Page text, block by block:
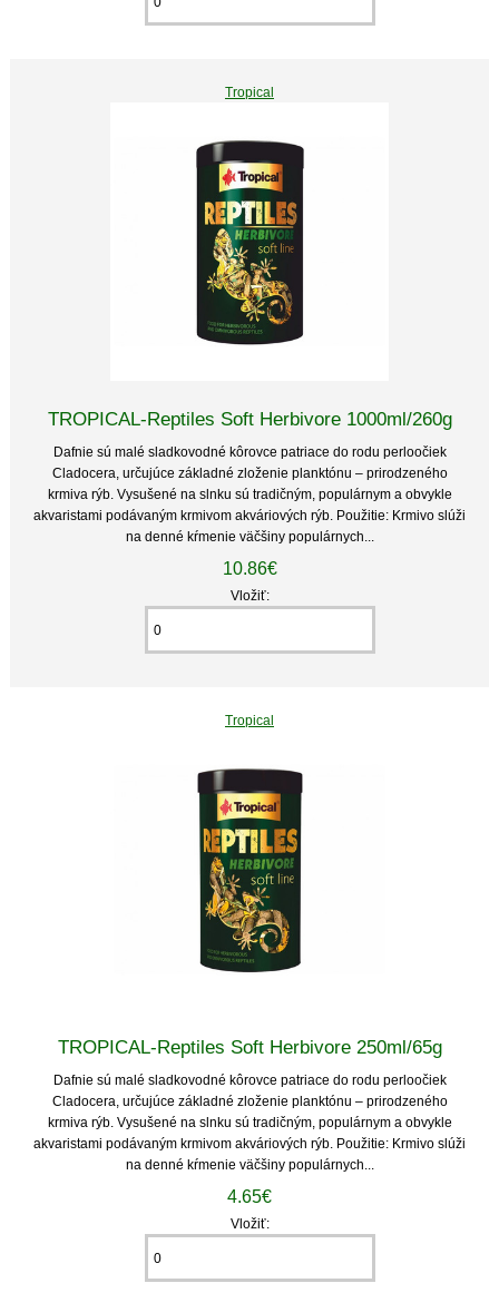
Tropical
TROPICAL-Reptiles Soft Herbivore 1000ml/260g
Dafnie sú malé sladkovodné kôrovce patriace do rodu perloočiek
Cladocera, určujúce základné zloženie planktónu – prirodzeného
krmiva rýb. Vysušené na slnku sú tradičným, populárnym a obvykle
akvaristami podávaným krmivom akváriových rýb. Použitie: Krmivo slúži
na denné kŕmenie väčšiny populárnych...
10.86€
Vložiť:
Tropical
TROPICAL-Reptiles Soft Herbivore 250ml/65g
Dafnie sú malé sladkovodné kôrovce patriace do rodu perloočiek
Cladocera, určujúce základné zloženie planktónu – prirodzeného
krmiva rýb. Vysušené na slnku sú tradičným, populárnym a obvykle
akvaristami podávaným krmivom akváriových rýb. Použitie: Krmivo slúži
na denné kŕmenie väčšiny populárnych...
4.65€
Vložiť: